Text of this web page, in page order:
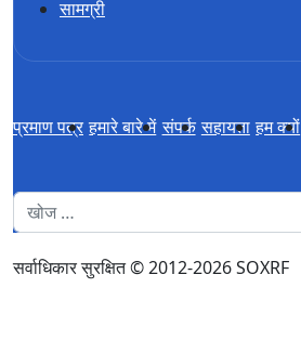
सामग्री
प्रमाण पत्र हमारे बारे में संपर्क सहायता हम क्यों
1
सर्वाधिकार सुरक्षित © 2012-2026 SOXRF